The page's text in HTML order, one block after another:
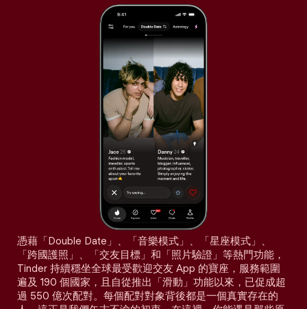
憑藉「Double Date」、「音樂模式」、「星座模式」、
「跨國護照」、「交友目標」和「照片驗證」等熱門功能，
Tinder 持續穩坐全球最受歡迎交友 App 的寶座，服務範圍
遍及 190 個國家，且自從推出「滑動」功能以來，已促成超
過 550 億次配對。每個配對對象背後都是一個真實存在的